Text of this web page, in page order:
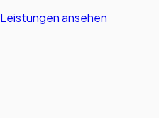
Leistungen ansehen